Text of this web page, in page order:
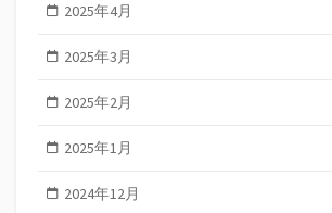
2025年4月
2025年3月
2025年2月
2025年1月
2024年12月